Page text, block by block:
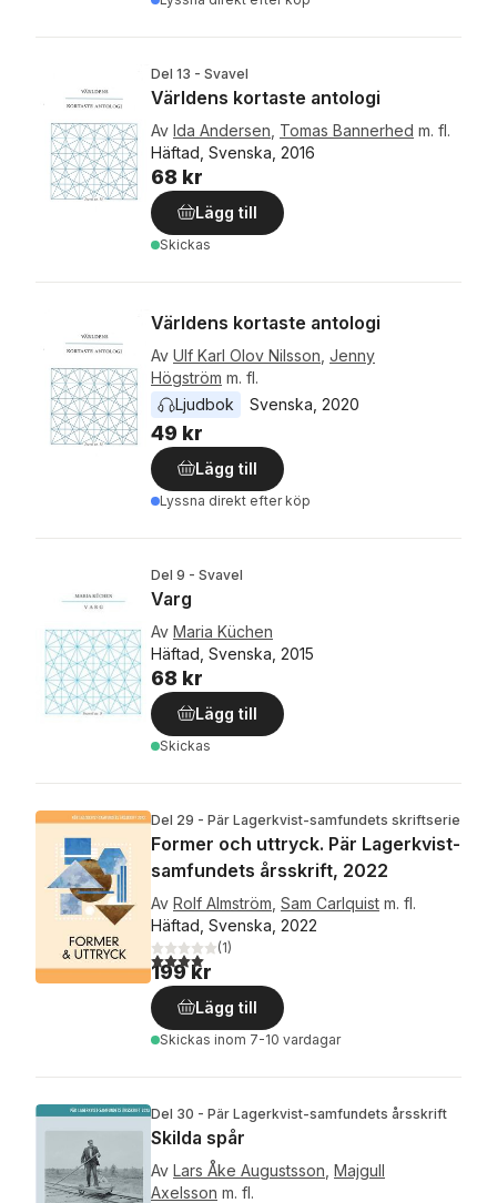
Del 13 - Svavel
Världens kortaste antologi
Av Ida Andersen Tomas Bannerhed m. fl.
Häftad, Svenska, 2016
68 kr
Lägg till
Skickas
Världens kortaste antologi
Av Ulf Karl Olov Nilsson Jenny
Högström m. fl.
Ljudbok
Svenska 2020
49 kr
Lägg till
Lyssna direkt efter köp
Del 9 - Svavel
Varg
Av Maria Küchen
Häftad, Svenska, 2015
68 kr
Lägg till
Skickas
Del 29 - Pär Lagerkvist-samfundets skriftserie
Former och uttryck. Pär Lagerkvist-
samfundets årsskrift, 2022
Av Rolf Almström Sam Carlquist m. fl.
Häftad, Svenska, 2022
4,0utav 5 stjärnor. Totalt antal röster:
(1)
199 kr
Lägg till
Skickas inom 7-10 vardagar
Del 30 - Pär Lagerkvist-samfundets årsskrift
Skilda spår
Av Lars Åke Augustsson Majgull
Axelsson m. fl.